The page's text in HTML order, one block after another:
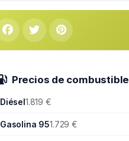
Precios de combustible
Diésel1.819 €
Gasolina 951.729 €